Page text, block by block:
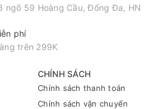
CHÍNH SÁCH
Chính sách thanh toán
Chính sách vận chuyển
ngõ 59 Hoàng Cầu, Đống Đa, HN
phí
trên 299K